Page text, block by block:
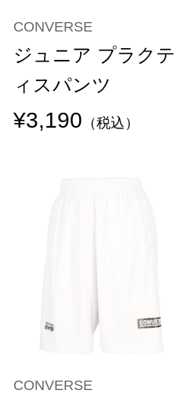
CONVERSE
ジュニア プラクテ
ィスパンツ
¥3,190 （税込）
CONVERSE